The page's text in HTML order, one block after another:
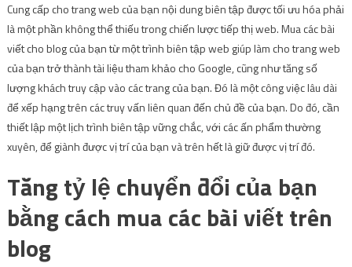
Cung cấp cho trang web của bạn nội dung biên tập được tối ưu hóa phải
là một phần không thể thiếu trong chiến lược tiếp thị web. Mua các bài
viết cho blog của bạn từ một trình biên tập web giúp làm cho trang web
của bạn trở thành tài liệu tham khảo cho Google, cũng như tăng số
lượng khách truy cập vào các trang của bạn. Đó là một công việc lâu dài
để xếp hạng trên các truy vấn liên quan đến chủ đề của bạn. Do đó, cần
thiết lập một lịch trình biên tập vững chắc, với các ấn phẩm thường
xuyên, để giành được vị trí của bạn và trên hết là giữ được vị trí đó.
Tăng tỷ lệ chuyển đổi của bạn
bằng cách mua các bài viết trên
blog